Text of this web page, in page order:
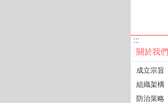
:::
關於我們
成立宗旨
組織架構
防治策略